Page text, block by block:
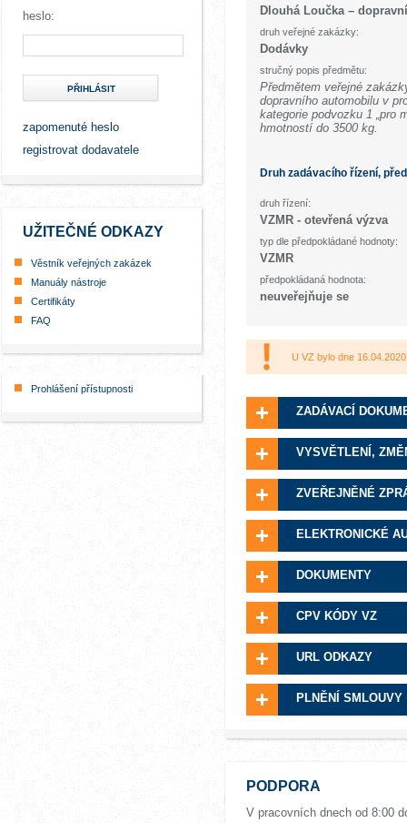
heslo:
PŘIHLÁSIT
zapomenuté heslo
registrovat dodavatele
UŽITEČNÉ ODKAZY
Věstník veřejných zakázek
Manuály nástroje
Certifikáty
FAQ
Prohlášení přístupnosti
Dlouhá Loučka –
druh veřejné zakázky:
Dodávky
stručný popis předmětu:
Předmětem veřejné
dopravního automobilu v
kategorie podvozku 1 „pro
hmotností do 3500 kg.
Druh zadávacího řízení,
druh řízení:
VZMR - otevřená výzva
typ dle předpokládané hodnoty:
VZMR
předpokládaná hodnota:
neuveřejňuje se
U VZ bylo dne
ZADÁVACÍ
VYSVĚTLENÍ,
ZVEŘEJNĚNÉ
ELEKTRONICKÉ
DOKUMENTY
CPV KÓDY VZ
URL ODKAZY
PLNĚNÍ SMLOUVY
PODPORA
V pracovních dnech od 8:00